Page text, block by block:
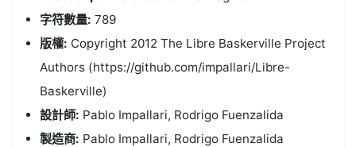
字符數量: 789
版權: Copyright 2012 The Libre Baskerville Project
Authors (https://github.com/impallari/Libre-
Baskerville)
設計師: Pablo Impallari, Rodrigo Fuenzalida
製造商: Pablo Impallari, Rodrigo Fuenzalida